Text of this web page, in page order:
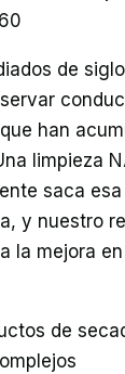
de
han
limpieza
saca
y nuestro
la mejora
de